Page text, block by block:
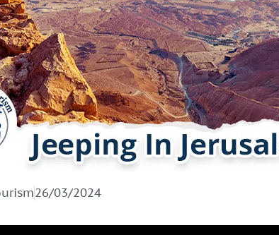
26/03/2024